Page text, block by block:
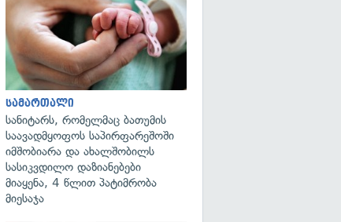
სამართალი
სანიტარს, რომელმაც ბათუმის
საავადმყოფოს საპირფარეშოში
იმშობიარა და ახალშობილს
სასიკვდილო დაზიანებები
მიაყენა, 4 წლით პატიმრობა
მიესაჯა